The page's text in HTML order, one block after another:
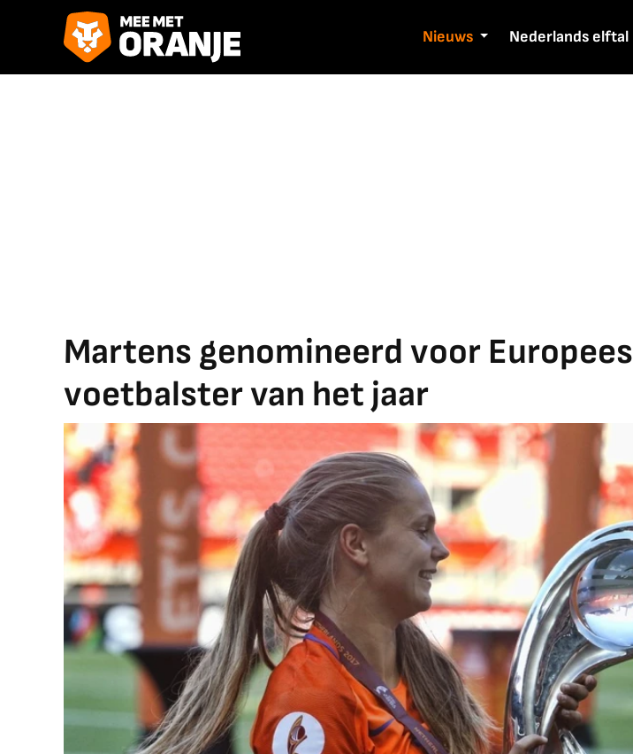
Nieuws Nederlands elftal
Martens genomineerd voor Europees
voetbalster van het jaar